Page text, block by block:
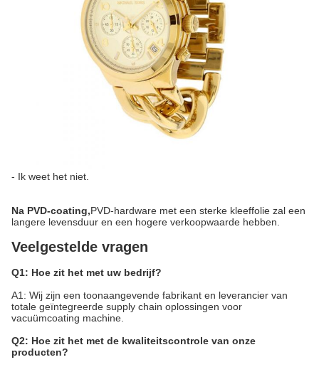
- Ik weet het niet.
Na PVD-coating,PVD-hardware met een sterke kleeffolie zal een
langere levensduur en een hogere verkoopwaarde hebben.
Veelgestelde vragen
Q1: Hoe zit het met uw bedrijf?
A1: Wij zijn een toonaangevende fabrikant en leverancier van
totale geïntegreerde supply chain oplossingen voor
vacuümcoating machine.
Q2: Hoe zit het met de kwaliteitscontrole van onze
producten?